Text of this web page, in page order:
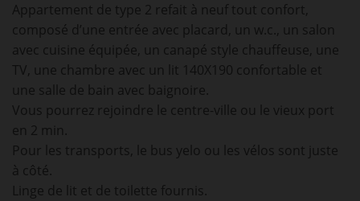
Appartement de type 2 refait à neuf tout confort,
composé d’une entrée avec placard, un w.c., un salon
avec cuisine équipée, un canapé style chauffeuse, une
TV, une chambre avec un lit 140X190 confortable et
une salle de bain avec baignoire.
Vous pourrez rejoindre le centre-ville ou le vieux port
en 2 min.
Pour les transports, le bus yelo ou les vélos sont juste
à côté.
Linge de lit et de toilette fournis.